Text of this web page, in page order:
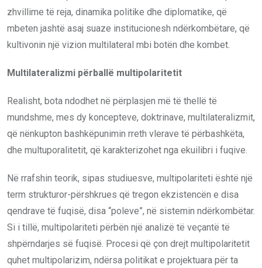
zhvillime të reja, dinamika politike dhe diplomatike, që
mbeten jashtë asaj suaze institucionesh ndërkombëtare, që
kultivonin një vizion multilateral mbi botën dhe kombet.
Multilateralizmi përballë multipolaritetit
Realisht, bota ndodhet në përplasjen më të thellë të
mundshme, mes dy koncepteve, doktrinave, multilateralizmit,
që nënkupton bashkëpunimin rreth vlerave të përbashkëta,
dhe multuporalitetit, që karakterizohet nga ekuilibri i fuqive.
Në rrafshin teorik, sipas studiuesve, multipolariteti është një
term strukturor-përshkrues që tregon ekzistencën e disa
qendrave të fuqisë, disa “poleve”, në sistemin ndërkombëtar.
Si i tillë, multipolariteti përbën një analizë të veçantë të
shpërndarjes së fuqisë. Procesi që çon drejt multipolaritetit
quhet multipolarizim, ndërsa politikat e projektuara për ta